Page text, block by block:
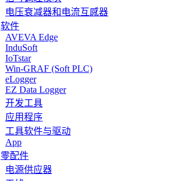
电压衰减器和电流互感器
软件
AVEVA Edge
InduSoft
IoTstar
Win-GRAF (Soft PLC)
eLogger
EZ Data Logger
开发工具
应用程序
工具软件与驱动
App
零配件
电源供应器